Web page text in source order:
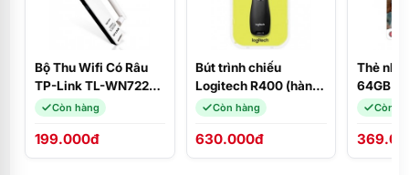
Bộ Thu Wifi Có Râu
TP-Link TL-WN722N
- USB Thu Wifi Tốc Độ
Còn hàng
199.000đ
Bút trình chiếu
Logitech R400 (hàng
chính hãng)
Còn hàng
630.000đ
Thẻ nhớ
64GB
Còn